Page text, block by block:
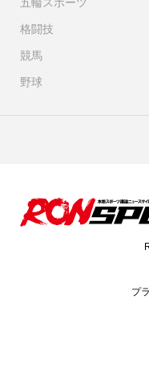
格闘技
競馬
野球
プ